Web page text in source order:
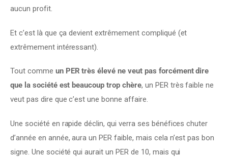
aucun profit.
Et c’est là que ça devient extrêmement compliqué (et
extrêmement intéressant).
Tout comme un PER très élevé ne veut pas forcément dire
que la société est beaucoup trop chère, un PER très faible ne
veut pas dire que c’est une bonne affaire.
Une société en rapide déclin, qui verra ses bénéfices chuter
d’année en année, aura un PER faible, mais cela n’est pas bon
signe. Une société qui aurait un PER de 10, mais qui